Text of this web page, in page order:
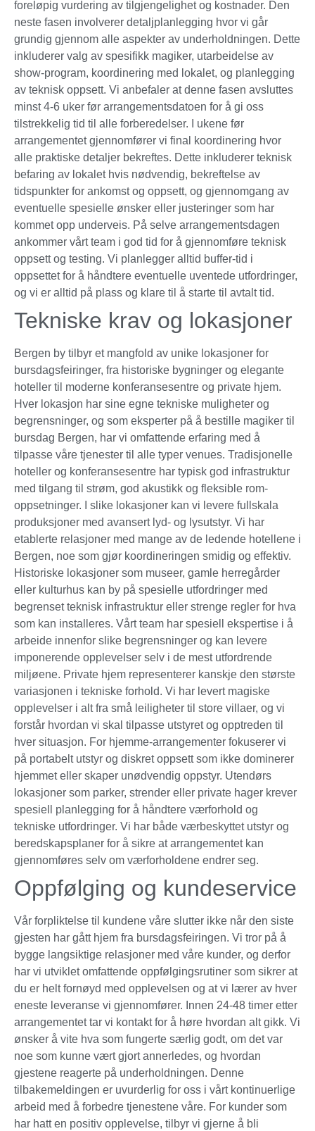
foreløpig vurdering av tilgjengelighet og kostnader. Den
neste fasen involverer detaljplanlegging hvor vi går
grundig gjennom alle aspekter av underholdningen. Dette
inkluderer valg av spesifikk magiker, utarbeidelse av
show-program, koordinering med lokalet, og planlegging
av teknisk oppsett. Vi anbefaler at denne fasen avsluttes
minst 4-6 uker før arrangementsdatoen for å gi oss
tilstrekkelig tid til alle forberedelser. I ukene før
arrangementet gjennomfører vi final koordinering hvor
alle praktiske detaljer bekreftes. Dette inkluderer teknisk
befaring av lokalet hvis nødvendig, bekreftelse av
tidspunkter for ankomst og oppsett, og gjennomgang av
eventuelle spesielle ønsker eller justeringer som har
kommet opp underveis. På selve arrangementsdagen
ankommer vårt team i god tid for å gjennomføre teknisk
oppsett og testing. Vi planlegger alltid buffer-tid i
oppsettet for å håndtere eventuelle uventede utfordringer,
og vi er alltid på plass og klare til å starte til avtalt tid.
Tekniske krav og lokasjoner
Bergen by tilbyr et mangfold av unike lokasjoner for
bursdagsfeiringer, fra historiske bygninger og elegante
hoteller til moderne konferansesentre og private hjem.
Hver lokasjon har sine egne tekniske muligheter og
begrensninger, og som eksperter på å bestille magiker til
bursdag Bergen, har vi omfattende erfaring med å
tilpasse våre tjenester til alle typer venues. Tradisjonelle
hoteller og konferansesentre har typisk god infrastruktur
med tilgang til strøm, god akustikk og fleksible rom-
oppsetninger. I slike lokasjoner kan vi levere fullskala
produksjoner med avansert lyd- og lysutstyr. Vi har
etablerte relasjoner med mange av de ledende hotellene i
Bergen, noe som gjør koordineringen smidig og effektiv.
Historiske lokasjoner som museer, gamle herregårder
eller kulturhus kan by på spesielle utfordringer med
begrenset teknisk infrastruktur eller strenge regler for hva
som kan installeres. Vårt team har spesiell ekspertise i å
arbeide innenfor slike begrensninger og kan levere
imponerende opplevelser selv i de mest utfordrende
miljøene. Private hjem representerer kanskje den største
variasjonen i tekniske forhold. Vi har levert magiske
opplevelser i alt fra små leiligheter til store villaer, og vi
forstår hvordan vi skal tilpasse utstyret og opptreden til
hver situasjon. For hjemme-arrangementer fokuserer vi
på portabelt utstyr og diskret oppsett som ikke dominerer
hjemmet eller skaper unødvendig oppstyr. Utendørs
lokasjoner som parker, strender eller private hager krever
spesiell planlegging for å håndtere værforhold og
tekniske utfordringer. Vi har både værbeskyttet utstyr og
beredskapsplaner for å sikre at arrangementet kan
gjennomføres selv om værforholdene endrer seg.
Oppfølging og kundeservice
Vår forpliktelse til kundene våre slutter ikke når den siste
gjesten har gått hjem fra bursdagsfeiringen. Vi tror på å
bygge langsiktige relasjoner med våre kunder, og derfor
har vi utviklet omfattende oppfølgingsrutiner som sikrer at
du er helt fornøyd med opplevelsen og at vi lærer av hver
eneste leveranse vi gjennomfører. Innen 24-48 timer etter
arrangementet tar vi kontakt for å høre hvordan alt gikk. Vi
ønsker å vite hva som fungerte særlig godt, om det var
noe som kunne vært gjort annerledes, og hvordan
gjestene reagerte på underholdningen. Denne
tilbakemeldingen er uvurderlig for oss i vårt kontinuerlige
arbeid med å forbedre tjenestene våre. For kunder som
har hatt en positiv opplevelse, tilbyr vi gjerne å bli